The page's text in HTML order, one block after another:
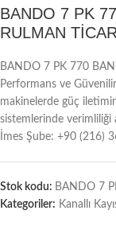
BANDO 7 PK
RULMAN
BANDO 7 PK 770
Performans ve
makinelerde güç
sistemlerinde verimliliği
İmes Şube: +90 (216)
Stok kodu: BANDO 7
Kategoriler: Kanallı